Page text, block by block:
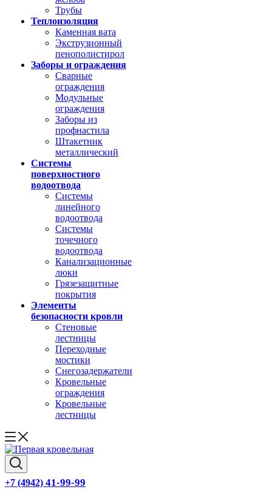
Трубы
Теплоизоляция
Каменная вата
Экструзионный
пенополистирол
Заборы и ограждения
Сварные
ограждения
Модульные
ограждения
Заборы из
профнастила
Штакетник
металлический
Системы
поверхностного
водоотвода
Системы
линейного
водоотвода
Системы
точечного
водоотвода
Канализационные
люки
Грязезащитные
покрытия
Элементы
безопасности кровли
Стеновые
лестницы
Переходные
мостики
Снегозадержатели
Кровельные
ограждения
Кровельные
лестницы
+7 (4942) 41-99-99